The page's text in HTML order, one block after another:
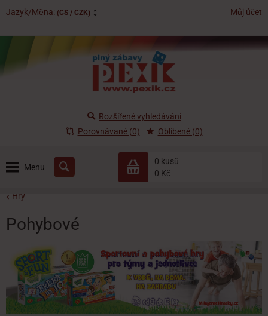
Jazyk/Měna: (CS / CZK) Můj účet
Menu
0 kusů
0 Kč
Rozšířené vyhledávání
Porovnávané (0)
Oblíbené (0)
Hry
Pohybové